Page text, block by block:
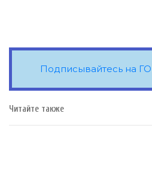
Подписывайтесь на
Читайте также